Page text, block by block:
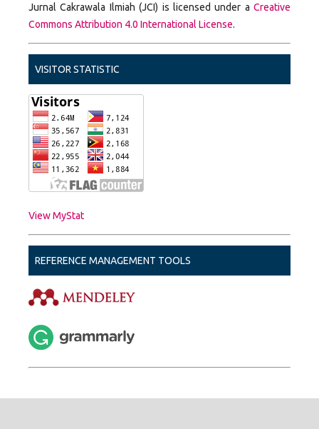
Jurnal Cakrawala Ilmiah (JCI) is licensed under aCreative
Commons Attribution 4.0 International License.
VISITOR STATISTIC
View MyStat
REFERENCE MANAGEMENT TOOLS